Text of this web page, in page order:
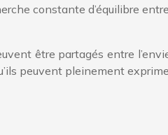
constante d’équilibre
être partagés entre
peuvent pleinement